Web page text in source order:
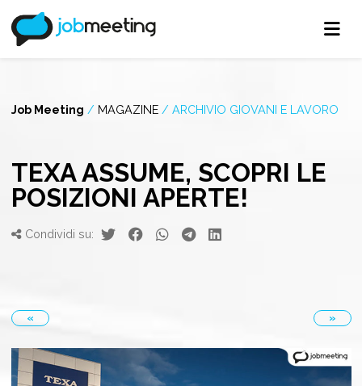
Job Meeting / MAGAZINE / ARCHIVIO GIOVANI E LAVORO
TEXA ASSUME, SCOPRI LE
POSIZIONI APERTE!
Condividi su:
« »